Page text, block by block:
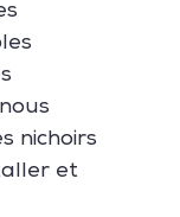
nichoirs
et